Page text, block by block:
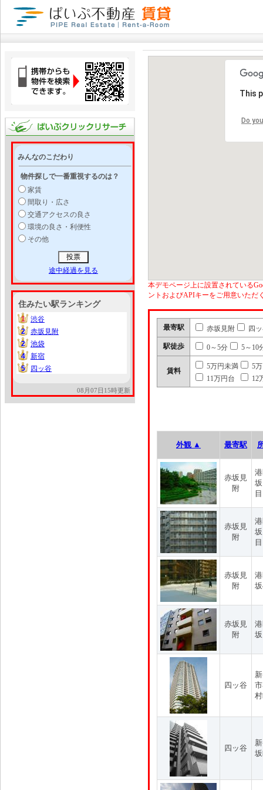
みんなのこだわり
物件探しで一番重視するのは？
家賃
間取り・広さ
交通アクセスの良さ
環境の良さ・利便性
その他
途中経過を見る
住みたい駅ランキング
1
1
渋谷
2
2
赤坂見附
2
2
池袋
4
4
新宿
5
5 四ッ谷
08月07日15時更新
This
Do
本デモページ上に設置されている
ントおよびAPIキーをご用意いただ
最寄駅 赤坂見附 四
駅徒歩 0～5分 5～10
賃料
5万円未満
5
11万円台
12
外観 ▲ 最寄駅
赤坂見
附
目
赤坂見
附
目
赤坂見
附
赤坂見
附
四ッ谷
四ッ谷